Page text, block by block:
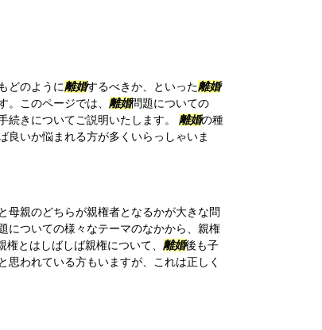
どのように離婚するべきか、といった離婚
。このページでは、 離婚問題についての
続きについてご説明いたします。 離婚の種
良いか悩まれる方が多くいらっしゃいま
母親のどちらが親権者となるかが大きな問
についての様々なテーマのなかから、親権
とはしばしば親権について、 離婚後も子
思われている方もいますが、これは正しく